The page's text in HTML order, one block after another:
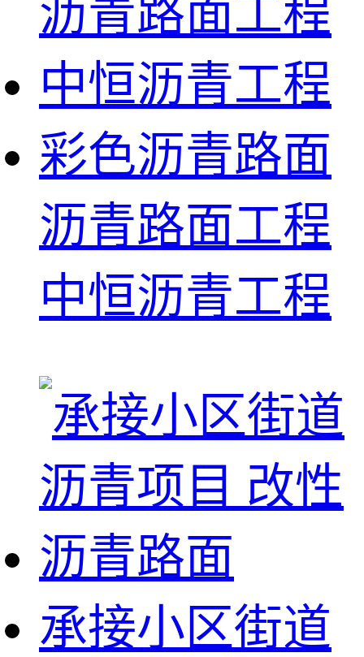
彩色沥青路面
沥青路面工程
中恒沥青工程
承接小区街道